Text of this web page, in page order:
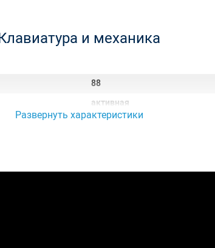
и механика
88
активная
взвешенная
Развернуть характеристики